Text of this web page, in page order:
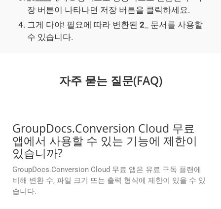
장 버튼이 나타나면 저장 버튼을 클릭하세요.
그게 다야! 필요에 따라 변환된 2 _ 문서를 사용할
수 있습니다.
자주 묻는 질문(FAQ)
GroupDocs.Conversion Cloud 무료
앱에서 사용할 수 있는 기능에 제한이
있습니까?
GroupDocs.Conversion Cloud 무료 앱은 유료 구독 플랜에
비해 변환 수, 파일 크기 또는 출력 형식에 제한이 있을 수 있
습니다.